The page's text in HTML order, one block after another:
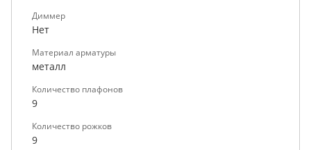
Диммер
Нет
Материал арматуры
металл
Количество плафонов
9
Количество рожков
9